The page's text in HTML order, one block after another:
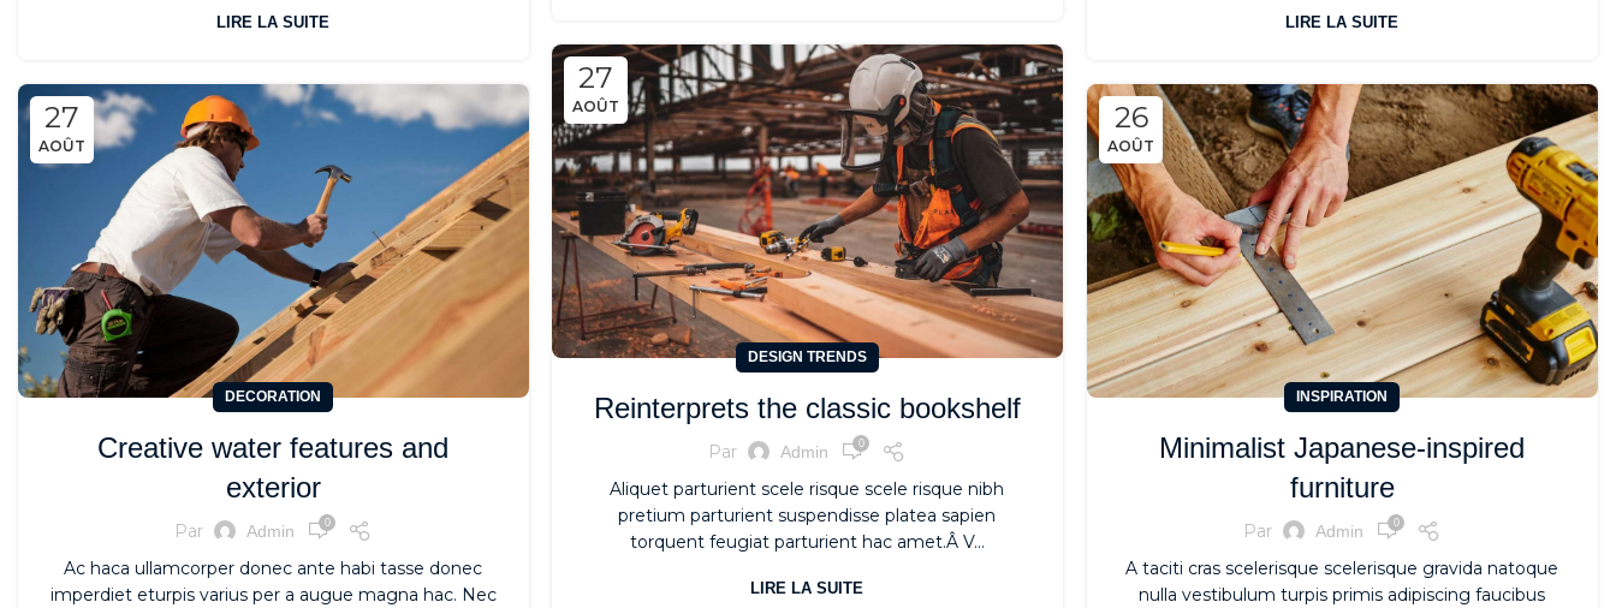
LIRE LA SUITE LIRE LA SUITE
27
AOÛT
DESIGN TRENDS
Reinterprets the classic bookshelf
Par Admin 0
Aliquet parturient scele risque scele risque nibh
pretium parturient suspendisse platea sapien
torquent feugiat parturient hac amet.Â V...
LIRE LA SUITE
27
AOÛT
DECORATION
Creative water features and
exterior
Par Admin 0
Ac haca ullamcorper donec ante habi tasse donec
imperdiet eturpis varius per a augue magna hac. Nec
26
AOÛT
INSPIRATION
Minimalist Japanese-inspired
furniture
Par Admin 0
A taciti cras scelerisque scelerisque gravida natoque
nulla vestibulum turpis primis adipiscing faucibus